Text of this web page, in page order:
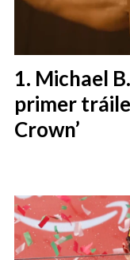
Michael
primer
Crown’